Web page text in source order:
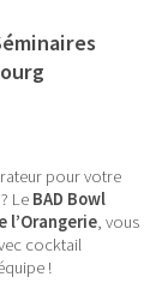
pour votre
Le BAD Bowl
l’Orangerie, vous
cocktail
!